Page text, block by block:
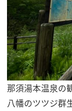
那須湯本温泉の
八幡のツツジ群